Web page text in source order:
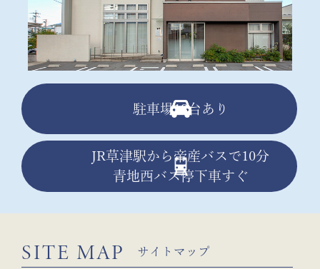
駐車場13台あり
JR草津駅から帝産バスで10分
青地西バス停下車すぐ
SITE MAP サイトマップ